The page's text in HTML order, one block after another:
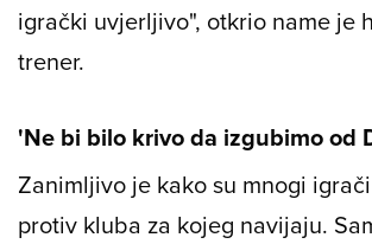
igrački uvjerljivo", otkrio name je
trener.
'Ne bi bilo krivo da izgubimo od
Zanimljivo je kako su mnogi
protiv kluba za kojeg navijaju.